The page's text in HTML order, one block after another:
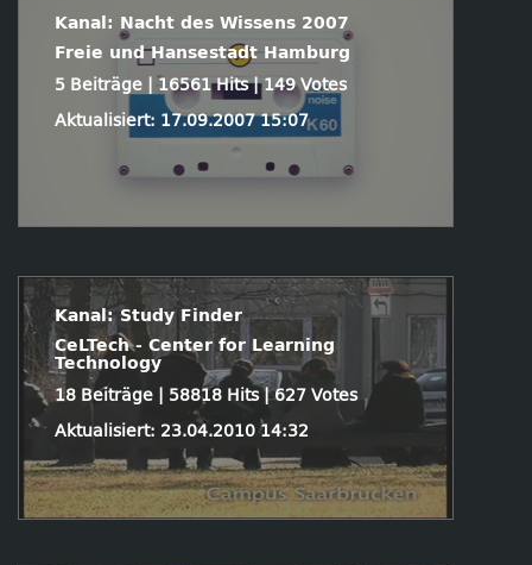
Kanal: Nacht des Wissens 2007
Freie und Hansestadt Hamburg
5 Beiträge | 16561 Hits | 149 Votes
Aktualisiert: 17.09.2007 15:07
Kanal: Study Finder
CeLTech - Center for Learning
Technology
18 Beiträge | 58818 Hits | 627 Votes
Aktualisiert: 23.04.2010 14:32